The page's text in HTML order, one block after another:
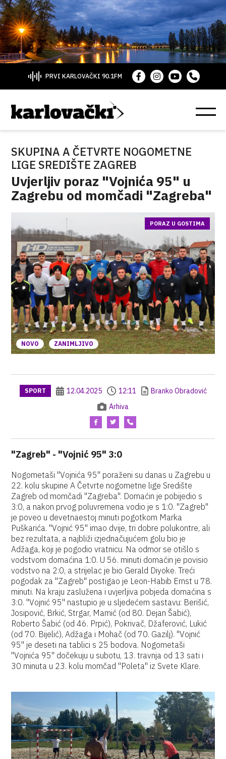
PRVI KARLOVAČKI 90.1FM
SKUPINA A ČETVRTE NOGOMETNE
LIGE SREDIŠTE ZAGREB
Uvjerljiv poraz "Vojnića 95" u
Zagrebu od momčadi "Zagreba"
NOVO ZANIMLJIVO
PORAZ U GOSTIMA
SPORT 12.04.2025 12:11
Branko Obradović
Arhiva
"Zagreb" - "Vojnić 95" 3:0
Nogometaši "Vojnića 95" poraženi su danas u Zagrebu u
22. kolu skupine A Četvrte nogometne lige Središte
Zagreb od momčadi "Zagreba". Domaćin je pobijedio s
3:0, a nakon prvog poluvremena vodio je s 1:0. "Zagreb"
je poveo u devetnaestoj minuti pogotkom Marka
Puškarića. "Vojnić 95" imao dvije, tri dobre polukontre, ali
bez rezultata, a najbliži izjednačujućem golu bio je
Adžaga, koji je pogodio vratnicu. Na odmor se otišlo s
vodstvom domaćina 1:0. U 56. minuti domaćin je povisio
vodstvo na 2:0, a strijelac je bio Gerald Diyoke. Treći
pogodak za "Zagreb" postigao je Leon-Habib Ernst u 78.
minuti. Na kraju zaslužena i uvjerljiva pobjeda domaćina s
3:0. "Vojnić 95" nastupio je u sljedećem sastavu: Berišić,
Josipović, Brkić, Strgar, Mamić (od 80. Dejan Šabić),
Roberto Šabić (od 46. Prpić), Pokrivač, Džaferović, Lukić
(od 70. Bijelić), Adžaga i Mohač (od 70. Gazilj). "Vojnić
95" je deseti na tablici s 25 bodova. Nogometaši
"Vojnića 95" dočekuju u subotu, 13. travnja od 13 sati i
30 minuta u 23. kolu momčad "Poleta" iz Svete Klare.